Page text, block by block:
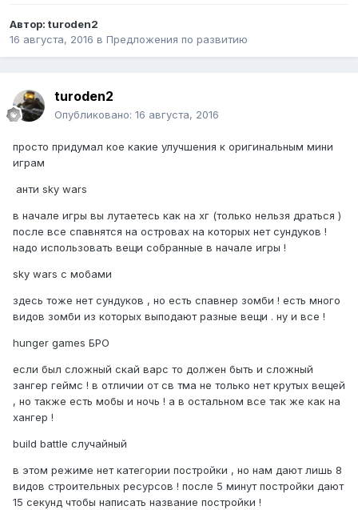
Автор: turoden2
16 августа, 2016 в Предложения по развитию
turoden2
Опубликовано: 16 августа, 2016
просто придумал кое какие улучшения к оригинальным мини
играм
анти sky wars
в начале игры вы лутаетесь как на хг (только нельзя драться )
после все спавнятся на островах на которых нет сундуков !
надо использовать вещи собранные в начале игры !
sky wars с мобами
здесь тоже нет сундуков , но есть спавнер зомби ! есть много
видов зомби из которых выподают разные вещи . ну и все !
hunger games БРО
если был сложный скай варс то должен быть и сложный
зангер геймс ! в отличии от св тма не только нет крутых вещей
, но также есть мобы и ночь ! а в остальном все так же как на
хангер !
build battle случайный
в этом режиме нет категории постройки , но нам дают лишь 8
видов строительных ресурсов ! после 5 минут постройки дают
15 секунд чтобы написать название постройки !